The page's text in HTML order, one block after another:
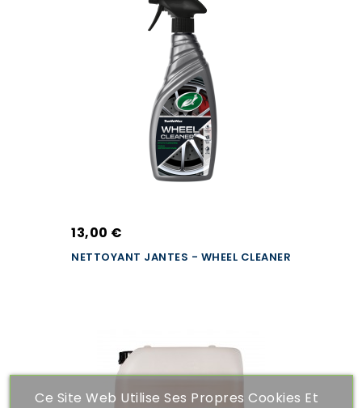
13,00 €
NETTOYANT JANTES - WHEEL CLEANER
Ce Site Web Utilise Ses Propres Cookies Et